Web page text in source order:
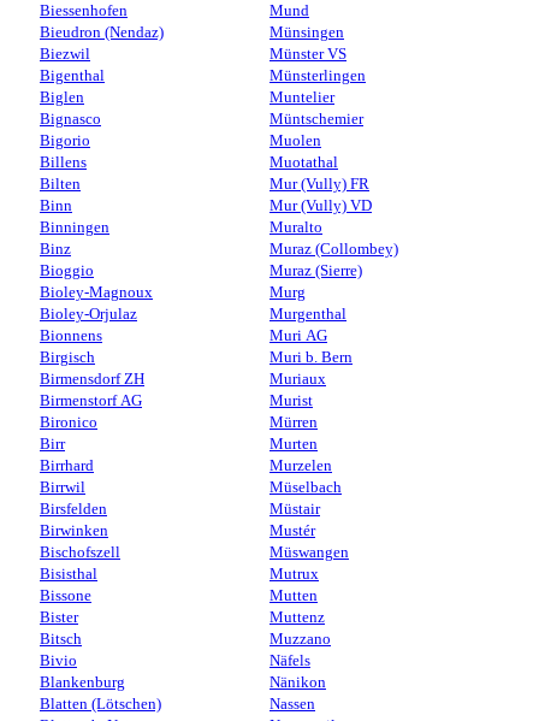
Biessenhofen
Bieudron (Nendaz)
Biezwil
Bigenthal
Biglen
Bignasco
Bigorio
Billens
Bilten
Binn
Binningen
Binz
Bioggio
Bioley-Magnoux
Bioley-Orjulaz
Bionnens
Birgisch
Birmensdorf ZH
Birmenstorf AG
Bironico
Birr
Birrhard
Birrwil
Birsfelden
Birwinken
Bischofszell
Bisisthal
Bissone
Bister
Bitsch
Bivio
Blankenburg
Blatten (Lötschen)
Mund
Münsingen
Münster VS
Münsterlingen
Muntelier
Müntschemier
Muolen
Muotathal
Mur (Vully) FR
Mur (Vully) VD
Muralto
Muraz (Collombey)
Muraz (Sierre)
Murg
Murgenthal
Muri AG
Muri b. Bern
Muriaux
Murist
Mürren
Murten
Murzelen
Müselbach
Müstair
Mustér
Müswangen
Mutrux
Mutten
Muttenz
Muzzano
Näfels
Nänikon
Nassen